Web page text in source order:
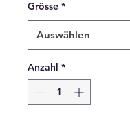
Grösse *
Anzahl *